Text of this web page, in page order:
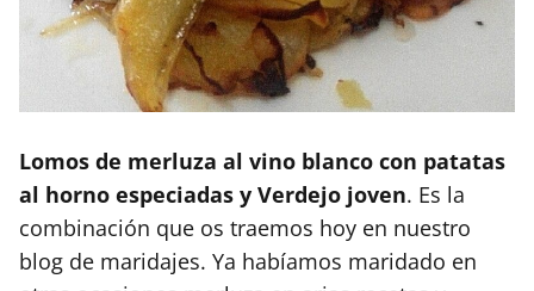
Lomos de merluza al vino blanco con patatas
al horno especiadas y Verdejo joven. Es la
combinación que os traemos hoy en nuestro
blog de maridajes. Ya habíamos maridado en